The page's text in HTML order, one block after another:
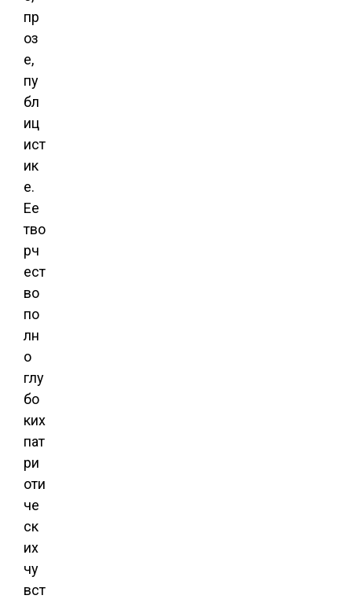
пр
оз
е,
пу
бл
иц
ист
ик
е.
Ее
тво
рч
ест
во
по
лн
о
глу
бо
ких
пат
ри
оти
че
ск
их
чу
вст